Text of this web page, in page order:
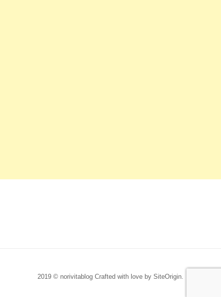
2019 © norivitablog Crafted with love by SiteOrigin.